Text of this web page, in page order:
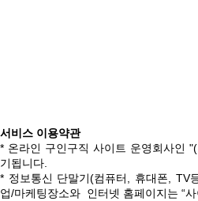
서비스 이용약관
* 온라인 구인구직 사이트 운영회사인
기됩니다.
* 정보통신 단말기(컴퓨터, 휴대폰, TV
업/마케팅장소와 인터넷 홈페이지는 “